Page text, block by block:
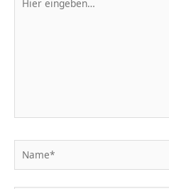
eingeben…